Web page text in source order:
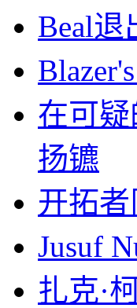
Beal
在可
扬镳
开拓
Jusuf
扎克·